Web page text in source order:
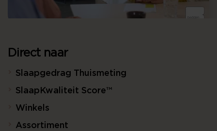
Direct naar
Slaapgedrag Thuismeting
SlaapKwaliteit Score™
Winkels
Assortiment